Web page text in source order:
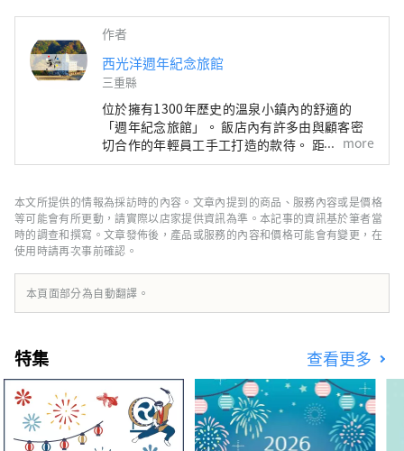
作者
西光洋週年紀念旅館
三重縣
位於擁有1300年歷史的溫泉小鎮內的舒適的
「週年紀念旅館」。 飯店內有許多由與顧客密
切合作的年輕員工手工打造的款待。 距離名古
屋市區約 60 分鐘車程，距離長島度假村柳花之
當地生產和當地消費的食材製作的色彩繽紛、充
滿活力的菜餚也充滿魅力！ 溫泉旅館歡迎兒童
入住，活動豐富，吸引了許多帶小孩的回頭客。
more
本文所提供的情報為採訪時的內容。文章內提到的商品、服務內容或是價格
等可能會有所更動，請實際以店家提供資訊為準。本記事的資訊基於筆者當
時的調查和撰寫。文章發佈後，產品或服務的內容和價格可能會有變更，在
使用時請再次事前確認。
本頁面部分為自動翻譯。
特集 查看更多